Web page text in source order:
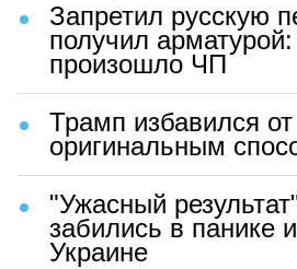
Запретил русскую
получил
произошло ЧП
Трамп избавился
оригинальным
"Ужасный
забились в панике
Украине